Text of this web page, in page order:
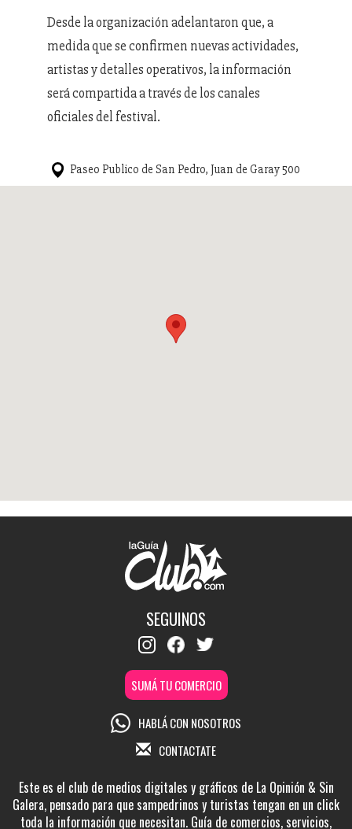
Desde la organización adelantaron que, a
medida que se confirmen nuevas actividades,
artistas y detalles operativos, la información
será compartida a través de los canales
oficiales del festival.
Paseo Publico de San Pedro, Juan de Garay 500
SEGUINOS
SUMÁ TU COMERCIO
HABLÁ CON NOSOTROS
CONTACTATE
Este es el club de medios digitales y gráficos de La Opinión & Sin
Galera, pensado para que sampedrinos y turistas tengan en un click
toda la información que necesitan. Guía de comercios, servicios,